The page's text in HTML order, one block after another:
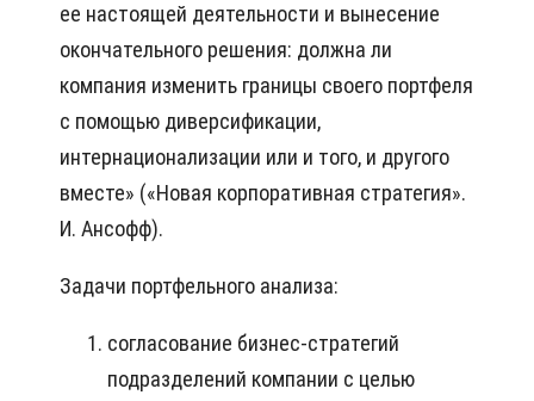
ее настоящей деятельности и вынесение
окончательного решения: должна ли
компания изменить границы своего портфеля
с помощью диверсификации,
интернационализации или и того, и другого
вместе» («Новая корпоративная стратегия».
И. Ансофф).
Задачи портфельного анализа:
согласование бизнес-стратегий
подразделений компании с целью